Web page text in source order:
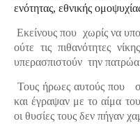
ενότητας, εθνικής
Εκείνους που χωρίς να
ούτε τις πιθανότητες
υπερασπιστούν την
Τους ήρωες αυτούς που
και έγραψαν με το αίμα
οι θυσίες τους δεν πήγαν